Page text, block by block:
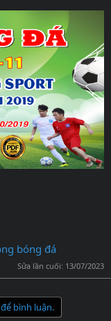
bóng đá
Sửa lần cuối: 13/07/2023
bình luận.